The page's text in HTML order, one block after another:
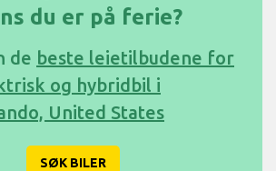
du er på ferie?
de beste leietilbudene for
og hybridbil i
United States
SØK BILER